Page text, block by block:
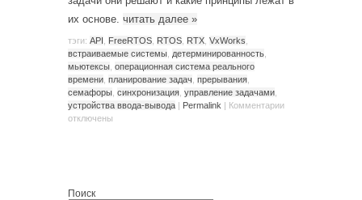
их основе. читать далее »
тэги: API FreeRTOS RTOS RTX VxWorks
встраиваемые системы детерминированность
мьютексы операционная система реального
времени планирование задач прерывания
семафоры синхронизация управление задачами
устройства ввода-вывода | Permalink | Комментарии
отключены
Поиск